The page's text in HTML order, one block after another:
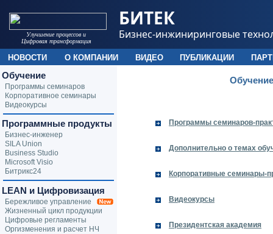
Программы семинаров-
Дополнительно о темах
Корпоративные семинары-
Видеокурсы
Президентская академия
Обучение
Программы семинаров
Корпоративное семинары
Видеокурсы
Программные продукты
Бизнес-инженер
SILA Union
Business Studio
Microsoft Visio
Битрикс24
LEAN и Цифровизация
Бережливое управление
Жизненный цикл продукции
Цифровые регламенты
Оргизменения и расчет НЧ
Улучшение процессов и
Цифровая трансформация
БИТЕК
Бизнес-инжиниринговые
НОВОСТИ О КОМПАНИИ ВИДЕО ПУБЛИКАЦИИ